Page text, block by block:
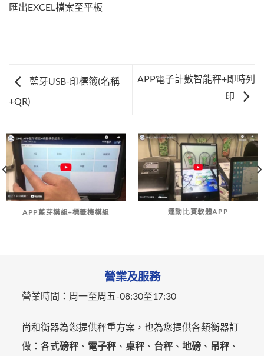
匯出EXCEL檔案至平板
藍牙USB-印標籤(名稱
+QR)
APP電子計數智能秤+即時列
印
APP藍芽模組+標籤機模組 運動比賽軟體APP
營業及服務
營業時間： 周一至周五-08:30至17:30
尚和衡器為您提供秤重方案，也為您提供各類衡器訂
做：各式磅秤 、 電子秤 、桌秤 、 台秤 、地磅 、 吊秤 、